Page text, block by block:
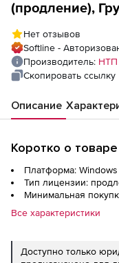
(продление),
Нет отзывов
Softline -
Производитель: НТП
Скопировать ссылку
Описание
Коротко о товаре
Платформа: Windows
Тип лицензии:
Минимальная
Все характеристики
Доступно только